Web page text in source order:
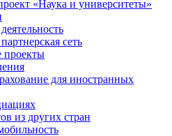
«Наука и университеты»
сеть
для иностранных
из других стран